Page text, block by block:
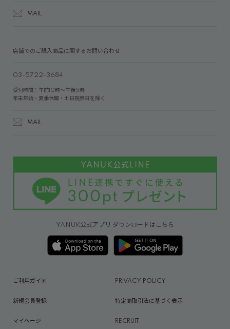
MAIL
店舗でのご購入商品に関するお問い合わせ
03-5722-3684
受付時間：午前10時～午後5時
年末年始・夏季休暇・土日祝祭日を除く
MAIL
YANUK公式アプリ ダウンロードはこちら
ご利用ガイド PRIVACY POLICY
新規会員登録 特定商取引法に基づく表示
マイページ RECRUIT